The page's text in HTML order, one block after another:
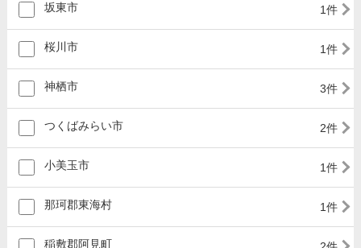
坂東市 1件
桜川市 1件
神栖市 3件
つくばみらい市 2件
小美玉市 1件
那珂郡東海村 1件
稲敷郡阿見町